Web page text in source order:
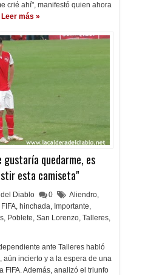
crié ahí", manifestó quien ahora
Leer más »
gustaría quedarme, es
esta camiseta"
Diablo 0 Aliendro,
FIFA, hinchada, Importante,
, Poblete, San Lorenzo, Talleres,
ante Talleres habló
aún incierto y a la espera de una
FIFA. Además, analizó el triunfo